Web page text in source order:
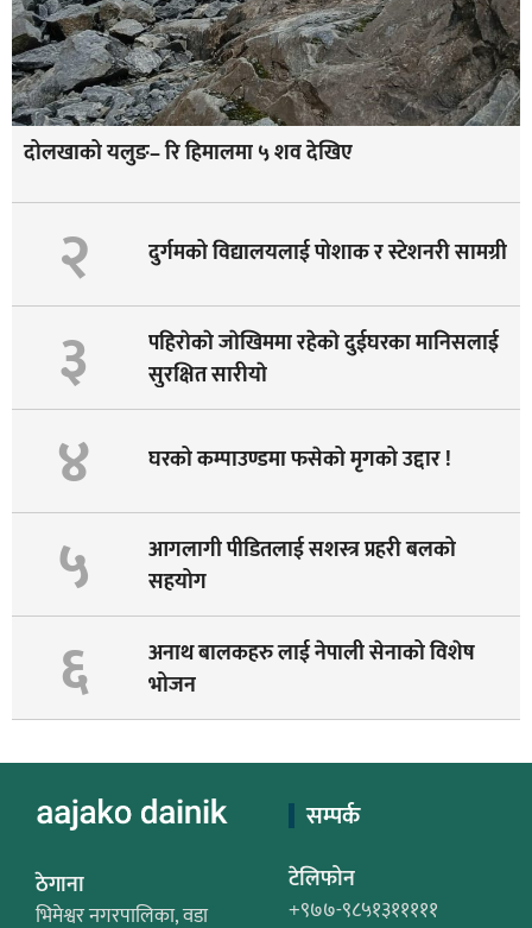
दोलखाको यलुङ– रि हिमालमा ५ शव देखिए
२ दुर्गमको विद्यालयलाई पोशाक र स्टेशनरी सामग्री
३
पहिराेकाे जाेखिममा रहेकाे दुईघरका मानिसलाई
सुरक्षित सारीयाे
४ घरको कम्पाउण्डमा फसेको मृगको उद्दार !
५
आगलागी पीडितलाई सशस्त्र प्रहरी बलको
सहयोग
६
अनाथ बालकहरु लाई नेपाली सेनाको विशेष
भोजन
ठेगाना
भिमेश्वर नगरपालिका, वडा
सम्पर्क
टेलिफोन
+९७७-९८५१३१११११